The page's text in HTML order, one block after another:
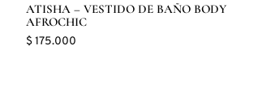
ATISHA – VESTIDO DE BAÑO BODY
AFROCHIC
$175.000